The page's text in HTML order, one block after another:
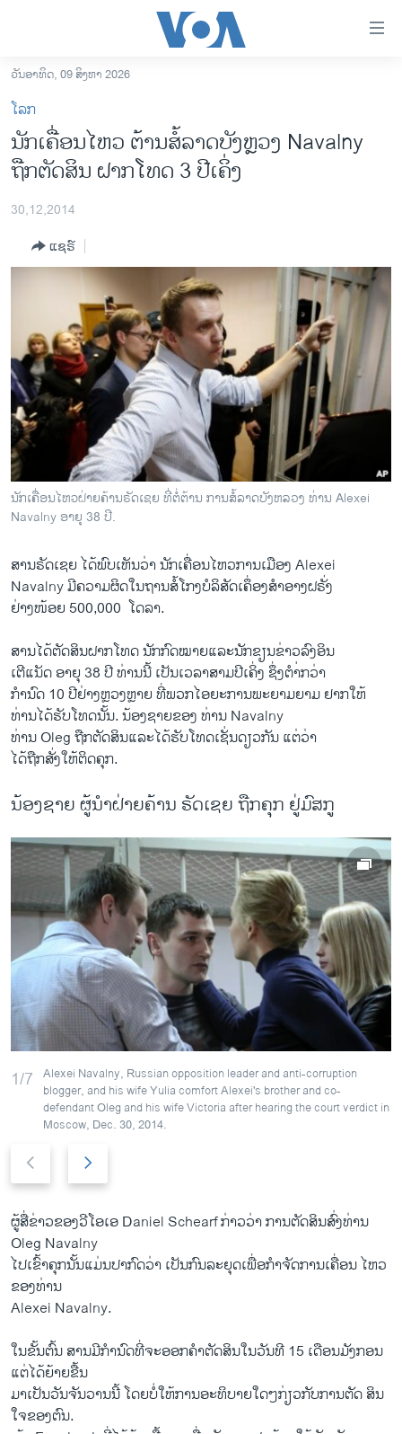
ເຂົ້າ
ຫາ
ຂ້າມ
ຂ້າມ
ຂ້າມ
ຫາ
ລາວ
ອາເມຣິກາ
ຂ່າວ​ຈີນ
ໂລກ
ອິດສະຫຼະພາບດ້ານການຂ່າວ
ຊີວິດຊາວລາວ
ຊຸມຊົນຊາວລາວ
ວິທະຍາສາດ-ເທັກໂນໂລຈີ
ທຸລະກິດ
ພາສາອັງກິດ
ວີດີໂອ
ລາຍການກະຈາຍສຽງ
ລາຍງານ
ຕິດຕາມພວກເຮົາ ທີ່
ພາສາຕ່າງໆ
ວັນອາທິດ, 09 ສິງຫາ 2026
ໂລກ
ນັກເຄື່ອນໄຫວ ຕ້ານສໍ້ລາດບັງຫຼວງ Navalny
ຖືກຕັດສິນ ຝາກໂທດ 3 ປີເຄິ່ງ
30,12,2014
ແຊຣ໌
ນັກເຄື່ອນໄຫວຝ່າຍຄ້ານຣັດເຊຍ ທີ່ຕໍ່ຕ້ານ ການສໍ້ລາດບັງຫລວງ ທ່ານ Alexei
Navalny ອາຍຸ 38 ປີ.
ສານຣັດ​ເຊຍ ໄດ້ພົບ​ເຫັນ​ວ່າ ນັກ​ເຄື່ອນ​ໄຫວ​ການ​ເມືອງ Alexei
Navalny ມີ​ຄວາມ​ຜິດ​ໃນ​ຖານ​ສໍ້ໂກງບໍລິສັດເຄຶ່ອງສຳອາງ​ຝຣັ່ງ
ຢ່າງ​ໜ້ອຍ 500,000 ​ ໂດ​ລາ.
ສານ​ໄດ້​ຕັດສິນ​ຝາກໂທດ ນັກ​ກົດໝາຍແລະ​ນັກ​ຂຽນຂ່າວລົງອິນ
ເຕີແນັດ ອາຍຸ ​38 ປີ ທ່ານນີ້​ ເປັນ​ເວລາສາມ​ປີ​ເຄິ່ງ ຊຶ່ງຕຳ່ກວ່າ​
ກຳນົດ 10 ປີຢ່າງຫຼວງຫຼາຍ ທີ່ພວກໄອ​ຍະ​ການ​ພະຍາ​ມຍາມ ຢາກໃຫ້
ທ່ານໄດ້ຮັບໂທດນັ້ນ. ນ້ອງ​ຊາຍ​ຂອງ ທ່ານ Navalny
ທ່ານ Oleg ​ຖືກ​ຕັດສິນ​ແລະ​ໄດ້​ຮັບ​ໂທດ​ເຊັ່ນ​ດຽວ​ກັນ ​ແຕ່​ວ່າ​
ໄດ້​ຖືກ​ສັ່ງ​ໃຫ້​ຕິ​ດຄຸກ.
ນ້ອງຊາຍ ຜູ້ນຳຝ່າຍຄ້ານ ຣັດເຊຍ ຖືກຄຸກ ຢູ່ມົສກູ
1/7 Alexei Navalny, Russian opposition leader and anti-corruption
blogger, and his wife Yulia comfort Alexei's brother and co-
defendant Oleg and his wife Victoria after hearing the court verdict in
Moscow, Dec. 30, 2014.
e
v
i
o
u
s
l
i
d
e
x
t
s
l
d
ຜູ້ສື່ຂ່າວຂອງວີໂອເອ Daniel Schearf ກ່າວວ່າ ການຕັດສິນສົ່ງທ່ານ
Oleg Navalny
ໄປເຂົ້າຄຸກນັ້ນແມ່ນປາກົດວ່າ ເປັນກົນລະຍຸດເພື່ອກຳຈັດການເຄື່ອນ ໄຫວ
ຂອງທ່ານ
Alexei Navalny.
​ໃນ​ຂັ້ນ​ຕົ້ນ ສານມີກຳນົດ​ທີ່​ຈະອອກຄຳ​ຕັດສິນໃນ​ວັນ​ທີ 15 ​ເດືອນ​ມັງກອນ ​
ແຕ່​ໄດ້​ຍ້າຍ​ຂື້ນ
​ມາ​ເປັນ​ວັນ​ຈັນ​ວານ​ນີ້ ໂດຍ​ບໍ່​ໃຫ້ການ​ອະທິບາຍ​ໃດໆກ່ຽວກັບການ​ຕັດ ສິນ​
ໃຈ​ຂອງຕົນ.